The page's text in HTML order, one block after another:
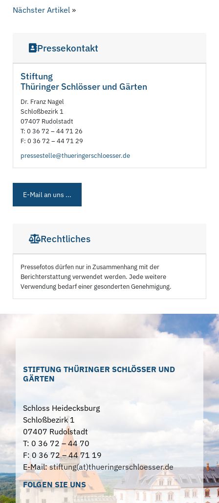
Nächster Artikel »
Pressekontakt
Stiftung
Thüringer Schlösser und Gärten
Dr. Franz Nagel
Schloßbezirk 1
07407 Rudolstadt
T: 0 36 72 – 44 71 26
F: 0 36 72 – 44 71 29
pressestelle@thueringerschloesser.de
E-Mail an uns ...
Rechtliches
Pressefotos dürfen nur in Zusammenhang mit der
Berichterstattung verwendet werden. Jede weitere
Verwendung bedarf einer gesonderten Genehmigung.
STIFTUNG THÜRINGER SCHLÖSSER UND
GÄRTEN
Schloss Heidecksburg
Schloßbezirk 1
07407 Rudolstadt
T: 0 36 72 – 44 70
F: 0 36 72 – 44 71 19
E-Mail:stiftung(at)thueringerschloesser.de
FOLGEN SIE UNS